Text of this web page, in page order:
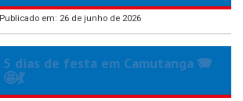
Publicado em: 26 de junho de 2026
5 dias de festa em Camutanga 🪗
🤩💃